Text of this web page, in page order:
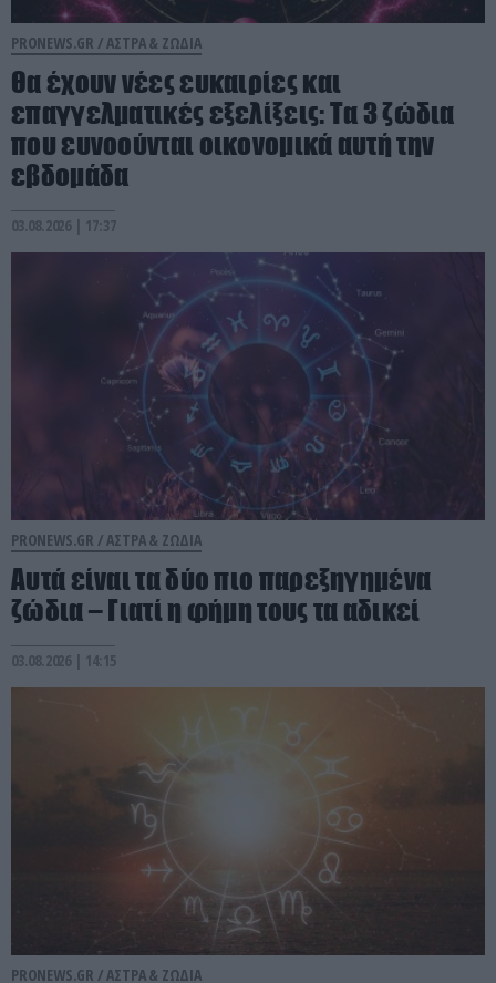
PRONEWS.GR /ΑΣΤΡΑ & ΖΩΔΙΑ
Θα έχουν νέες ευκαιρίες και
επαγγελματικές εξελίξεις: Τα 3 ζώδια
που ευνοούνται οικονομικά αυτή την
εβδομάδα
03.08.2026 | 17:37
PRONEWS.GR /ΑΣΤΡΑ & ΖΩΔΙΑ
Αυτά είναι τα δύο πιο παρεξηγημένα
ζώδια – Γιατί η φήμη τους τα αδικεί
03.08.2026 | 14:15
PRONEWS.GR /ΑΣΤΡΑ & ΖΩΔΙΑ